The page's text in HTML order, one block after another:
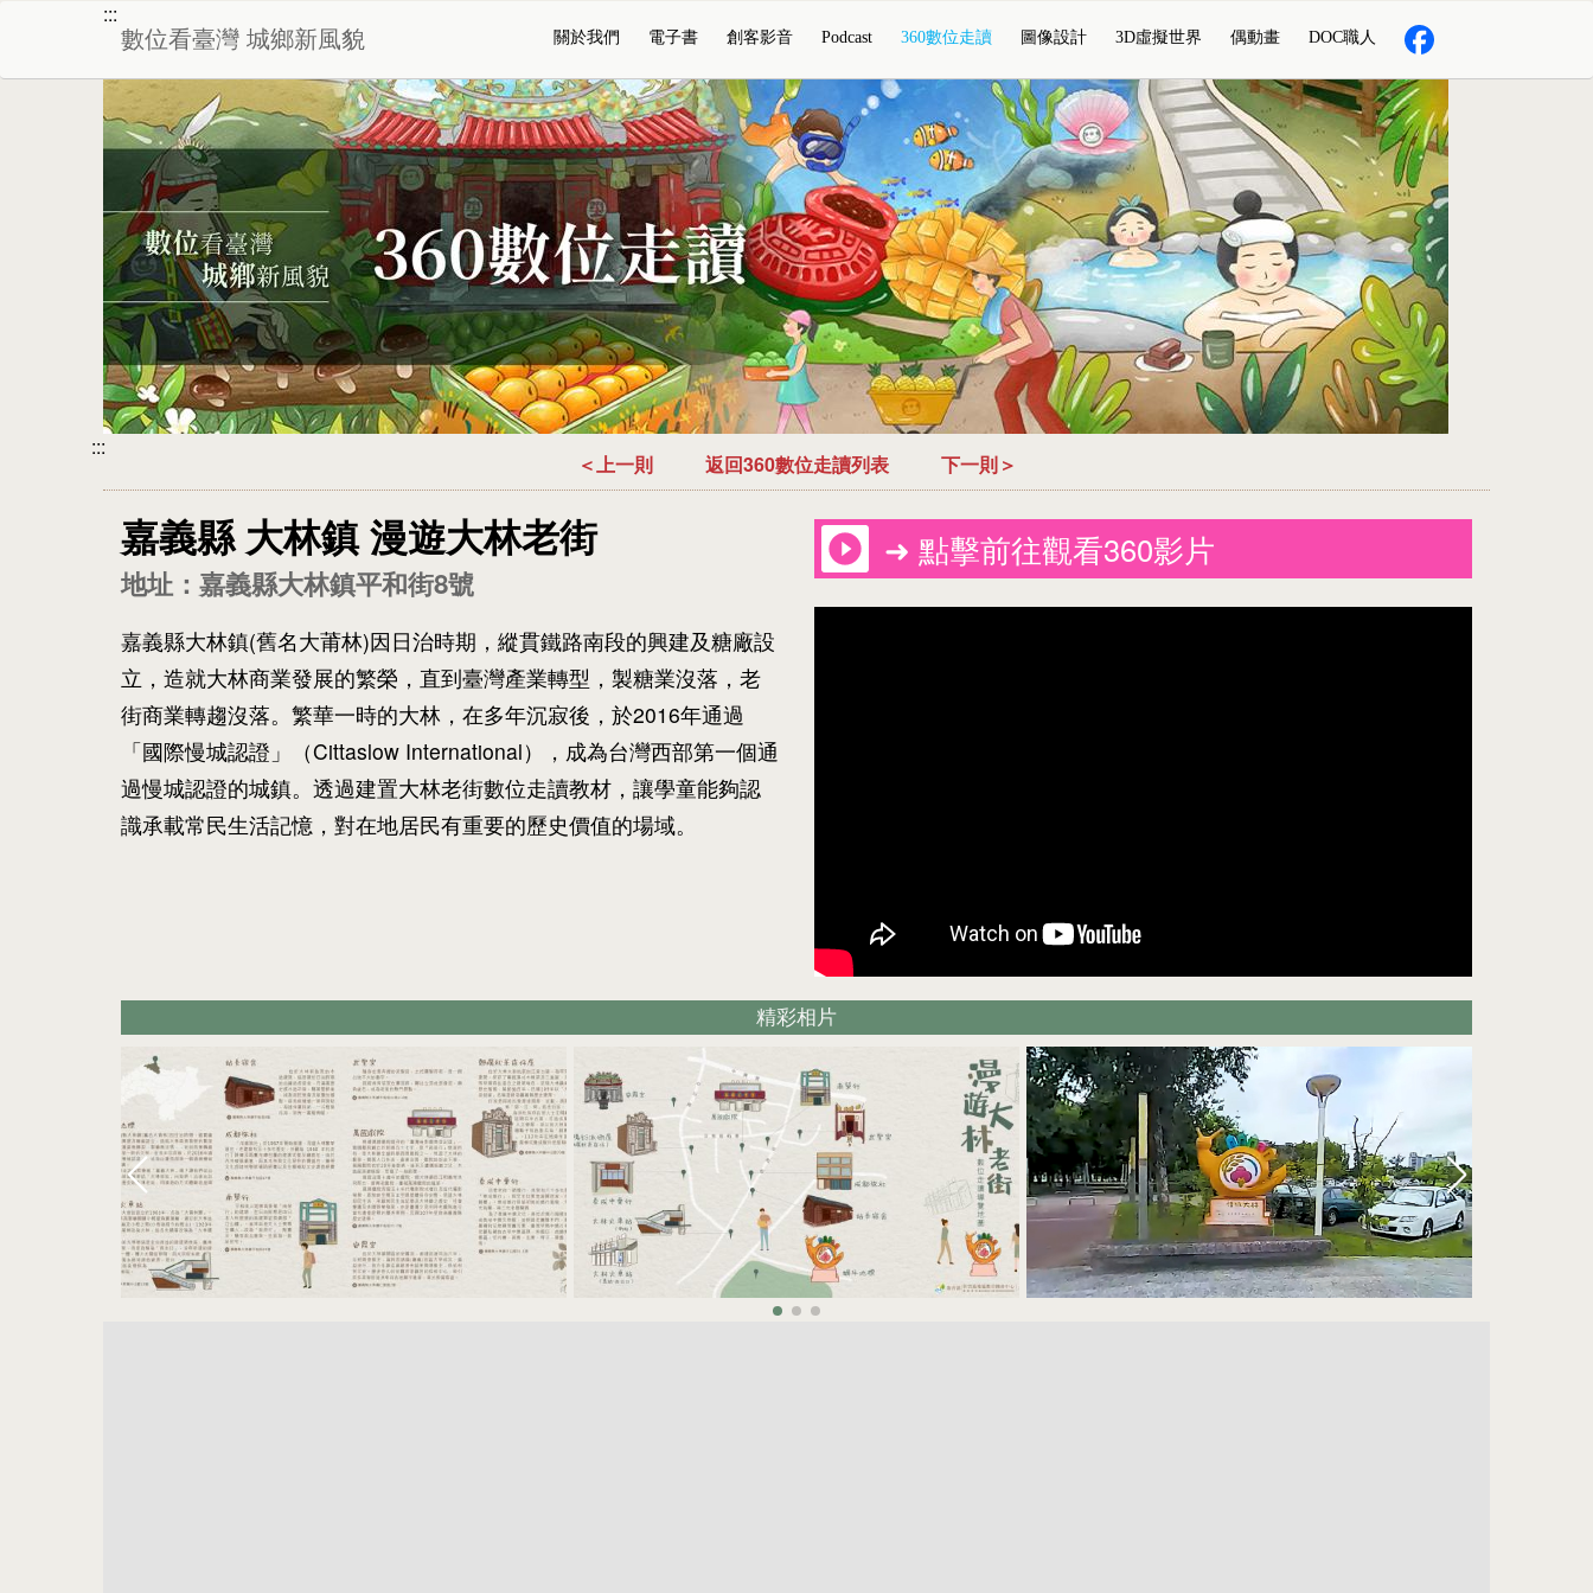
:::
數位看臺灣 城鄉新風貌 關於我們 電子書 創客影音 Podcast 360數位走讀 圖像設計 3D虛擬世界 偶動畫 DOC職人
:::
＜上一則 返回360數位走讀列表 下一則＞
嘉義縣 大林鎮 漫遊大林老街
地址：嘉義縣大林鎮平和街8號
嘉義縣大林鎮(舊名大莆林)因日治時期，縱貫鐵路南段的興建及糖廠設
立，造就大林商業發展的繁榮，直到臺灣產業轉型，製糖業沒落，老
街商業轉趨沒落。繁華一時的大林，在多年沉寂後，於2016年通過
「國際慢城認證」（Cittaslow International），成為台灣西部第一個通
過慢城認證的城鎮。透過建置大林老街數位走讀教材，讓學童能夠認
識承載常民生活記憶，對在地居民有重要的歷史價值的場域。
➜ 點擊前往觀看360影片
精彩相片